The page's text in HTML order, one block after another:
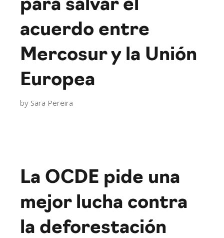
para salvar el
acuerdo entre
Mercosur y la Unión
Europea
by Sara Pereira
La OCDE pide una
mejor lucha contra
la deforestación